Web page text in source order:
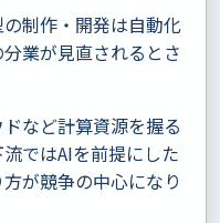
制作・開発は自動化
業が見直されるとさ
など計算資源を握る
ではAIを前提にした
が競争の中心になり